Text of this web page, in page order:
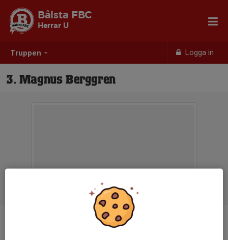
Truppen Logga in
Bålsta FBC
Herrar U
3. Magnus Berggren